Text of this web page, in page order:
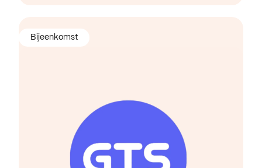
Bijeenkomst